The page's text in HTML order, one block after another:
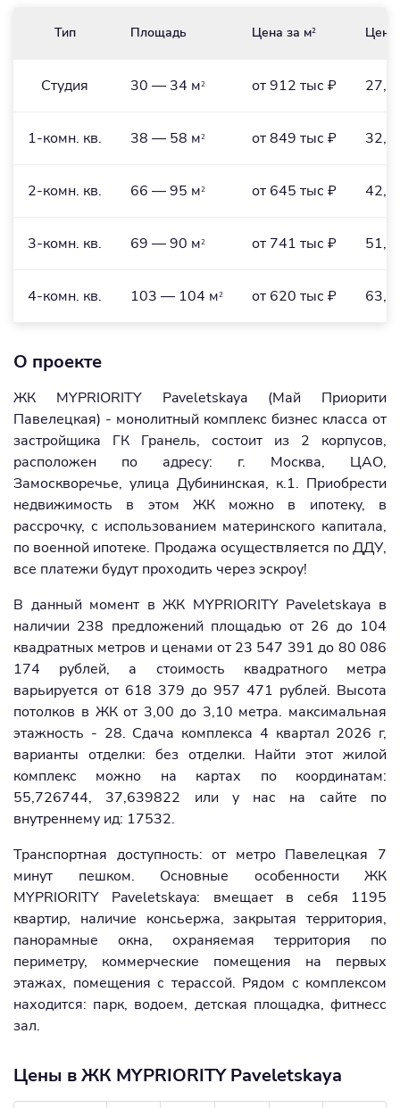
Тип Площадь Цена за м2 Цена
Студия 30 — 34 м2 от 912 тыс ₽
1-комн. кв. 38 — 58 м2 от 849 тыс ₽
2-комн. кв. 66 — 95 м2 от 645 тыс ₽
3-комн. кв. 69 — 90 м2 от 741 тыс ₽
4-комн. кв. 103 — 104 м2 от 620 тыс ₽
О проекте
ЖК MYPRIORITY Paveletskaya (Май Приорити
Павелецкая) - монолитный комплекс бизнес класса от
застройщика ГК Гранель, состоит из 2 корпусов,
расположен по адресу: г. Москва, ЦАО,
Замоскворечье, улица Дубининская, к.1. Приобрести
недвижимость в этом ЖК можно в ипотеку, в
рассрочку, с использованием материнского капитала,
по военной ипотеке. Продажа осуществляется по ДДУ,
все платежи будут проходить через эскроу!
В данный момент в ЖК MYPRIORITY Paveletskaya в
наличии 238 предложений площадью от 26 до 104
квадратных метров и ценами от 23 547 391 до 80 086
174 рублей, а стоимость квадратного метра
варьируется от 618 379 до 957 471 рублей. Высота
потолков в ЖК от 3,00 до 3,10 метра. максимальная
этажность - 28. Сдача комплекса 4 квартал 2026 г,
варианты отделки: без отделки. Найти этот жилой
комплекс можно на картах по координатам:
55,726744, 37,639822 или у нас на сайте по
внутреннему ид: 17532.
Транспортная доступность: от метро Павелецкая 7
минут пешком. Основные особенности ЖК
MYPRIORITY Paveletskaya: вмещает в себя 1195
квартир, наличие консьержа, закрытая территория,
панорамные окна, охраняемая территория по
периметру, коммерческие помещения на первых
этажах, помещения с терассой. Рядом с комплексом
находится: парк, водоем, детская площадка, фитнесс
зал.
Цены в ЖК MYPRIORITY Paveletskaya